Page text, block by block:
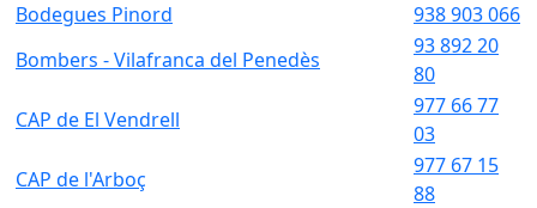
Bodegues Pinord
938 903 066
Bombers - Vilafranca del Penedès
93 892 20
80
CAP de El Vendrell
977 66 77
03
CAP de l'Arboç
977 67 15
88